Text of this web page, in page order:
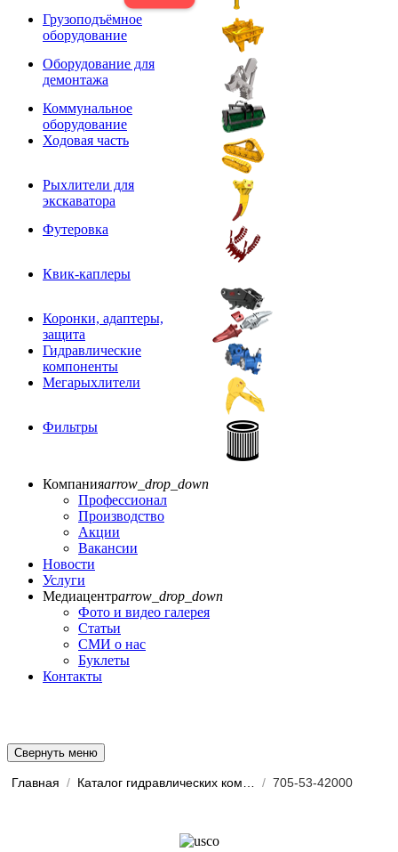
Грузоподъёмное
оборудование
Оборудование для
демонтажа
Коммунальное
оборудование
Ходовая часть
Рыхлители для
экскаватора
Футеровка
Квик-каплеры
Коронки, адаптеры,
защита
Гидравлические
компоненты
Мегарыхлители
Фильтры
Компанияarrow_drop_down
Профессионал
Производство
Акции
Вакансии
Новости
Услуги
Медиацентрarrow_drop_down
Фото и видео галерея
Статьи
СМИ о нас
Буклеты
Контакты
Свернуть меню
Главная / / 705-53-42000